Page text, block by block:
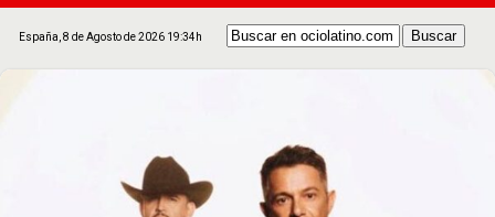
España, 8 de Agosto de 2026 19:34h